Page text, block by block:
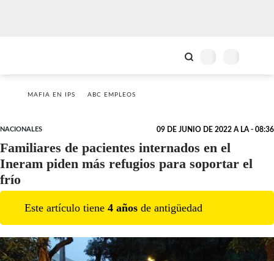
MAFIA EN IPS ABC EMPLEOS
NACIONALES 09 DE JUNIO DE 2022 A LA - 08:36
Familiares de pacientes internados en el
Ineram piden más refugios para soportar el
frío
Este artículo tiene 4 años de antigüedad